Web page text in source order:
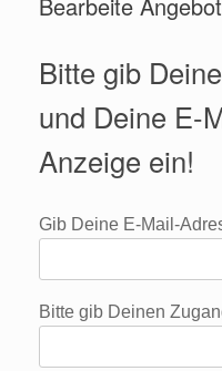
Bitte gib
und Deine E-
Anzeige ein!
Gib Deine E-Mail-
Bitte gib Deinen